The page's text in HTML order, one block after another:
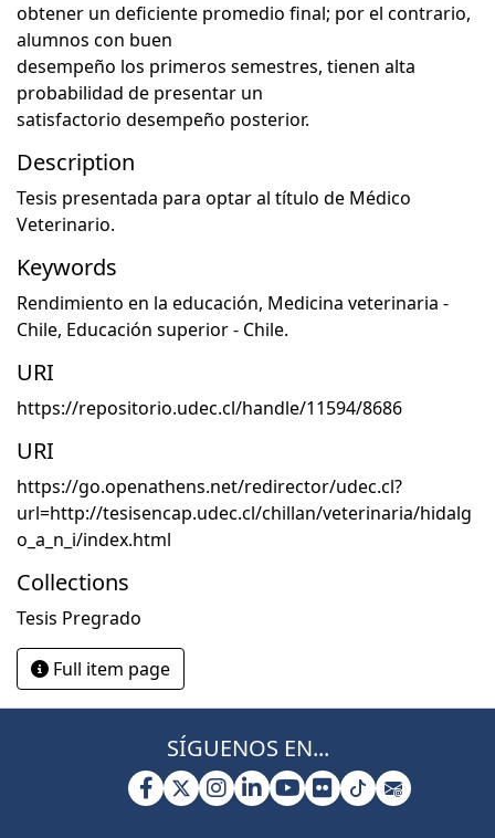
obtener un deficiente promedio final; por el contrario,
alumnos con buen
desempeño los primeros semestres, tienen alta
probabilidad de presentar un
satisfactorio desempeño posterior.
Description
Tesis presentada para optar al título de Médico
Veterinario.
Keywords
Rendimiento en la educación, Medicina veterinaria -
Chile, Educación superior - Chile.
URI
https://repositorio.udec.cl/handle/11594/8686
URI
https://go.openathens.net/redirector/udec.cl?
url=http://tesisencap.udec.cl/chillan/veterinaria/hidalg
o_a_n_i/index.html
Collections
Tesis Pregrado
Full item page
SÍGUENOS EN...